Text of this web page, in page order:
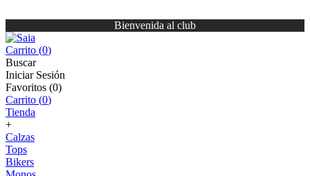
Bienvenida al club
Carrito (0)
Buscar
Iniciar Sesión
Favoritos (0)
Carrito (0)
Tienda
+
Calzas
Tops
Bikers